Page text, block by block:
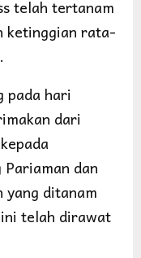
telah tertanam
ketinggian rata-
pada hari
dari
dan
yang ditanam
telah dirawat